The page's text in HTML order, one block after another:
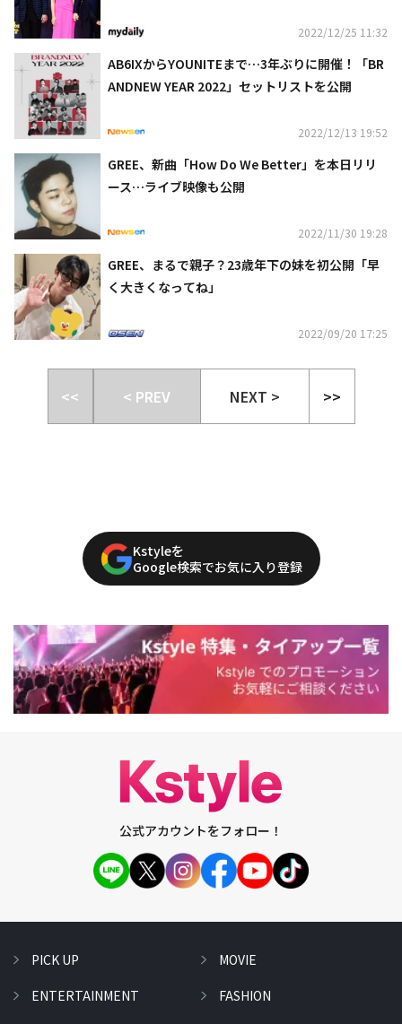
2022/12/25 11:32
AB6IXからYOUNITEまで…3年ぶりに開催！「BR
ANDNEW YEAR 2022」セットリストを公開
2022/12/13 19:52
GREE、新曲「How Do We Better」を本日リリ
ース…ライブ映像も公開
2022/11/30 19:28
GREE、まるで親子？23歳年下の妹を初公開「早
く大きくなってね」
2022/09/20 17:25
<< < PREV NEXT > >>
Kstyleを
Google検索でお気に入り登録
公式アカウントをフォロー！
PICK UP
ENTERTAINMENT
MOVIE
FASHION